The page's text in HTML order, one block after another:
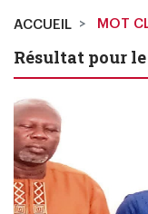
ACCUEIL MOT
Résultat pour